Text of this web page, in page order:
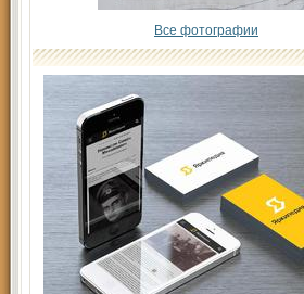
Все фотографии